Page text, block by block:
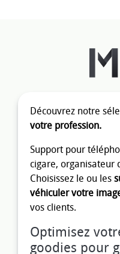
Découvrez notre
votre profession.
Support pour
cigare, organisateur
Choisissez le ou les
véhiculer votre
vos clients.
Optimisez
goodies pour